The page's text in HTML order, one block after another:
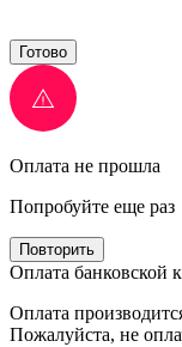
Готово
Оплата не прошла
Попробуйте еще раз
Повторить
Оплата банковской
Оплата
Пожалуйста, не